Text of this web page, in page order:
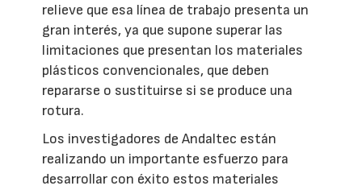
relieve que esa línea de trabajo presenta un
gran interés, ya que supone superar las
limitaciones que presentan los materiales
plásticos convencionales, que deben
repararse o sustituirse si se produce una
rotura.
Los investigadores de Andaltec están
realizando un importante esfuerzo para
desarrollar con éxito estos materiales